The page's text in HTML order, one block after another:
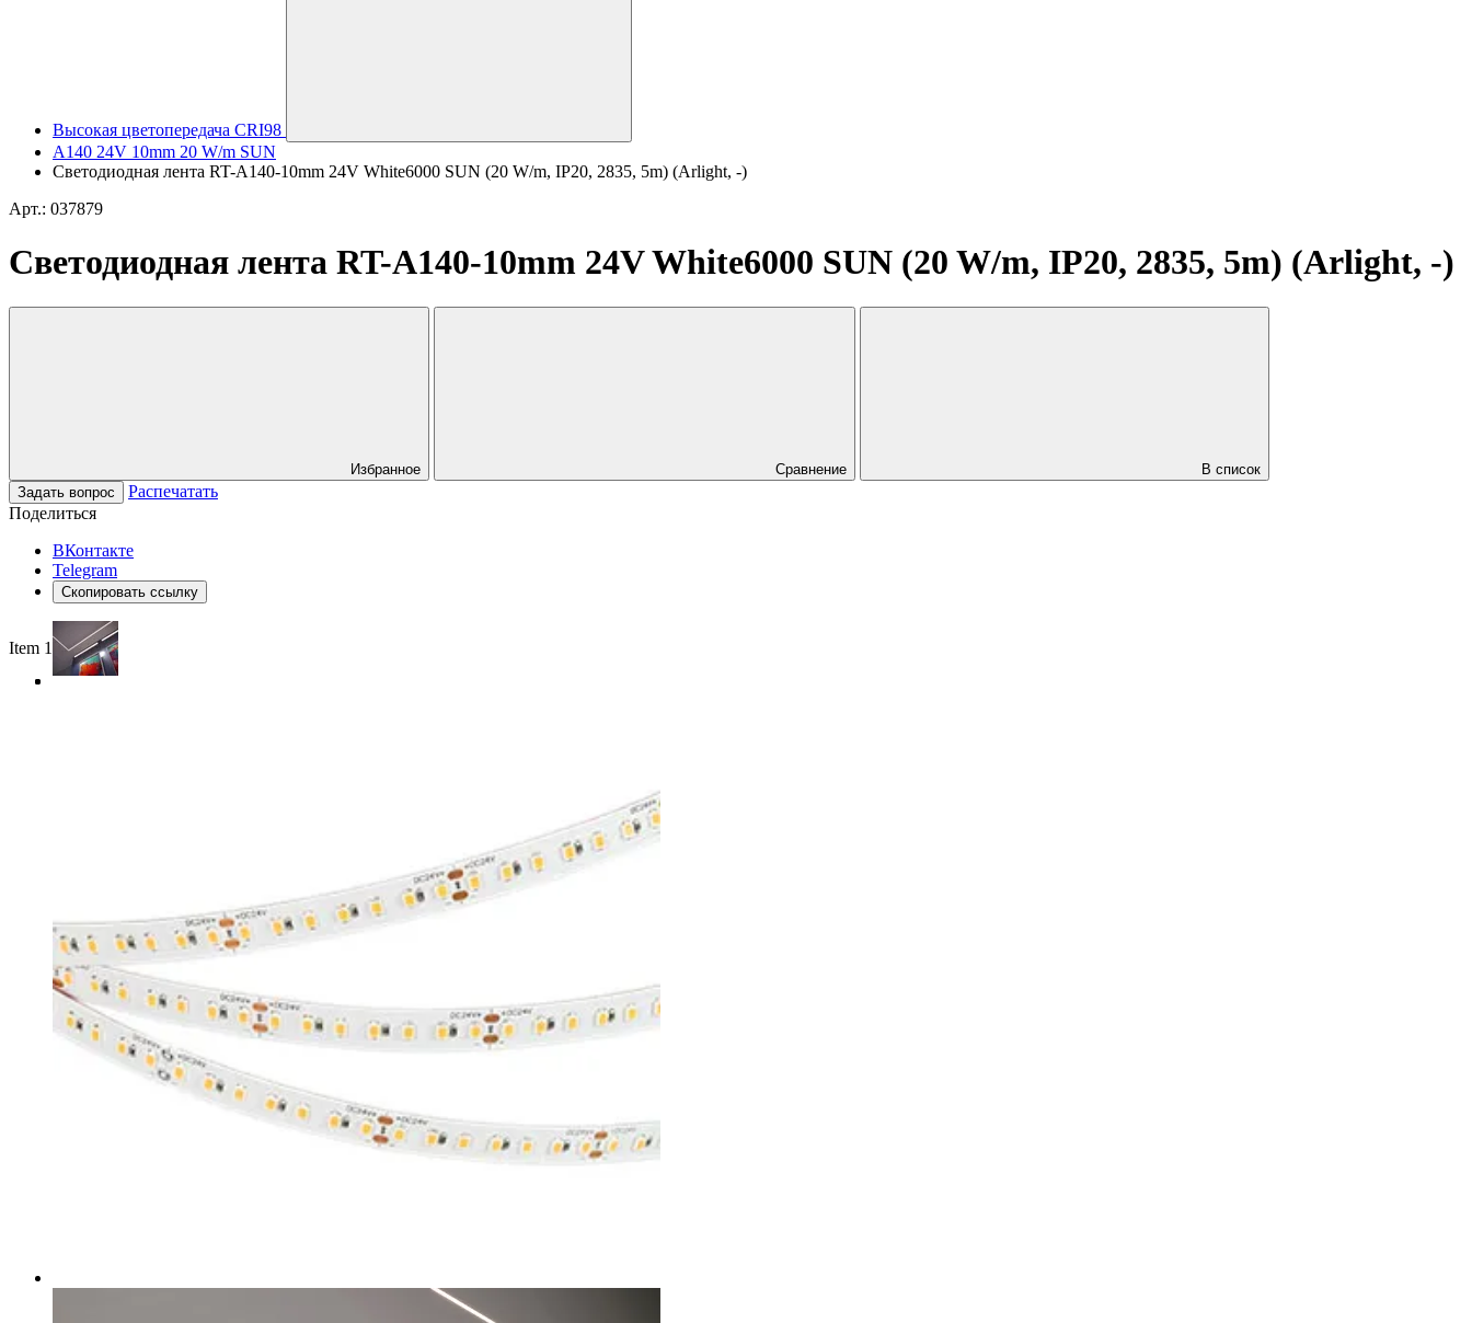
Высокая цветопередача CRI98
A140 24V 10mm 20 W/m SUN
Светодиодная лента RT-A140-10mm 24V White6000 SUN (20 W/m, IP20, 2835, 5m) (Arlight, -)
Арт.: 037879
Светодиодная лента RT-A140-10mm 24V White6000 SUN (20 W/m, IP20, 2835, 5m) (Arlight, -)
Избранное Сравнение
В список
Задать вопрос
Распечатать
Поделиться
ВКонтакте
Telegram
Скопировать ссылку
Item 1 of 3